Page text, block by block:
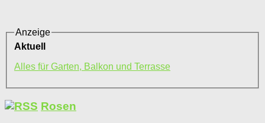
Anzeige
Aktuell
Alles für Garten, Balkon und Terrasse
Rosen